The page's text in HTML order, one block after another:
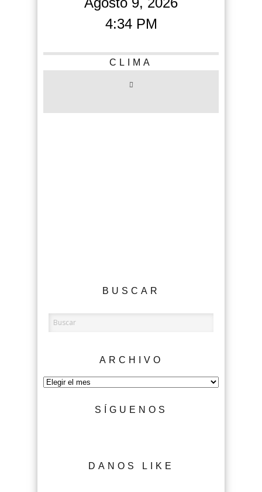
4:34 PM
CLIMA
BUSCAR
ARCHIVO
Archivo
SÍGUENOS
DANOS LIKE